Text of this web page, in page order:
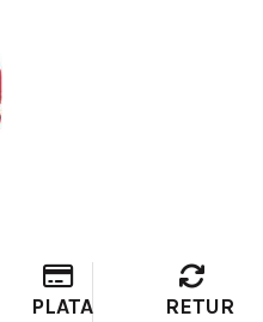
PLATA
RETUR